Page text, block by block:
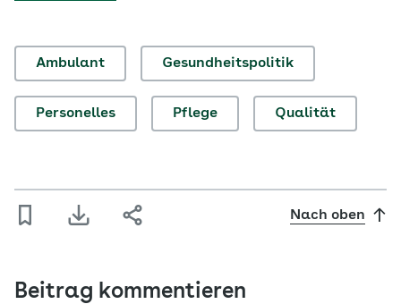
Ambulant Gesundheitspolitik
Personelles Pflege Qualität
Nach oben
Beitrag kommentieren